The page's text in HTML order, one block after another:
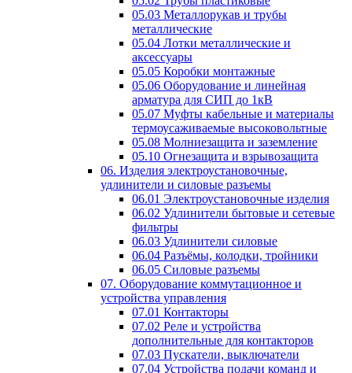
05.03 Металлорукав и трубы
металлические
05.04 Лотки металлические и
аксессуары
05.05 Коробки монтажные
05.06 Оборудование и линейная
арматура для СИП до 1кВ
05.07 Муфты кабельные и материалы
термоусаживаемые высоковольтные
05.08 Молниезащита и заземление
05.10 Огнезащита и взрывозащита
06. Изделия электроустановочные,
удлинители и силовые разъемы
06.01 Электроустановочные изделия
06.02 Удлинители бытовые и сетевые
фильтры
06.03 Удлинители силовые
06.04 Разъёмы, колодки, тройники
06.05 Силовые разъемы
07. Оборудование коммутационное и
устройства управления
07.01 Контакторы
07.02 Реле и устройства
дополнительные для контакторов
07.03 Пускатели, выключатели
07.04 Устройства подачи команд и